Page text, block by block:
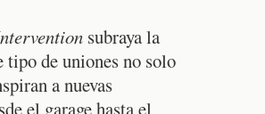
subraya la
tipo de uniones no solo
a nuevas
el garage hasta el